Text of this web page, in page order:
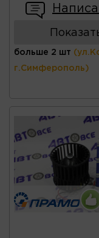
больше 2 шт
г.Симферополь)